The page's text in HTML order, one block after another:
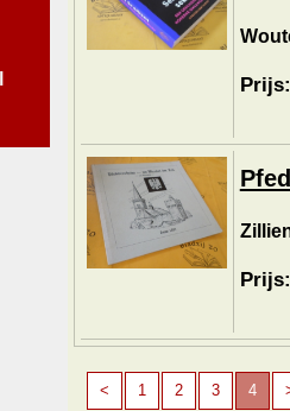
< 1 2 3 4